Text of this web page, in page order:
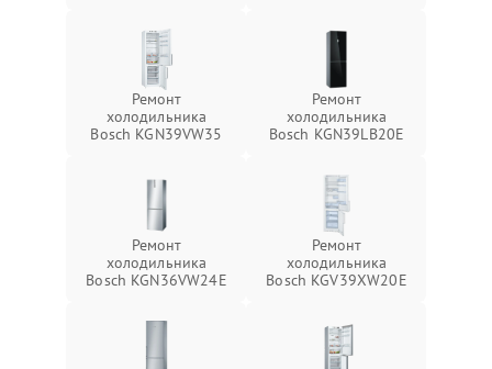
Ремонт
холодильника
Bosch KGN39VW35
Ремонт
холодильника
Bosch KGN39LB20E
Ремонт
холодильника
Bosch KGN36VW24E
Ремонт
холодильника
Bosch KGV39XW20E